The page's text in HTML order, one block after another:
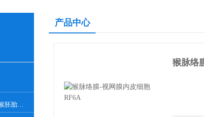
MARC145](非洲绿猴胚胎肾细胞)
产品中心
猴脉络